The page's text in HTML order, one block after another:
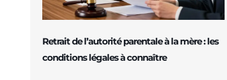
Retrait de l’autorité parentale à la mère : les
conditions légales à connaître